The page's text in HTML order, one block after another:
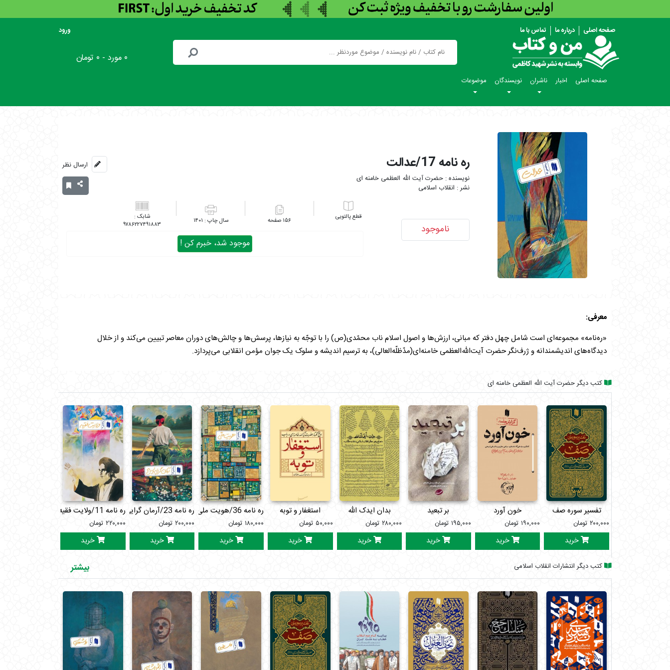
صفحه اصلی درباره ما تماس با ما ورود
۰ مورد - ۰ تومان
صفحه اصلی اخبار ناشران نویسندگان موضوعات
ره نامه 17/عدالت
حضرت آیت الله العظمی خامنه ای
انقلاب اسلامی
ارسال نظر
ناموجود
پالتویی ۱۵۶ ۱۴۰۱ ۹۷۸۶۲۲۷۴۹۱۸۸۳
موجود شد، خبرم کن !
معرفی:
«ره‌نامه» مجموعه‌ای است شامل چهل دفتر که مبانی، ارزش‌ها و اصول اسلام ناب محمّدی(ص) را با توجّه به نیازها، پرسش‌ها و چالش‌های دوران معاصر تبیین می‌کند و از خلال
دیدگاه‌های اندیشمندانه و ژرف‌نگر حضرت آیت‌الله‌العظمی خامنه‌ای(مدّظلّه‌العالی)، به ترسیم اندیشه و سلوک یک جوان مؤمن انقلابی می‌پردازد.
کتب دیگر حضرت آیت الله العظمی خامنه ای
تفسیر سوره صف
۲۰۰,۰۰۰ تومان
خرید
خون آورد
۱۹۰,۰۰۰ تومان
خرید
بر تبعید
۱۹۵,۰۰۰ تومان
خرید
بدان ایدک الله
۲۸۰,۰۰۰ تومان
خرید
استغفار و توبه
۵۰,۰۰۰ تومان
خرید
ره نامه 36/هویت ملی
۱۸۰,۰۰۰ تومان
خرید
ره نامه 23/آرمان گرایی و بسیج
۲۰۰,۰۰۰ تومان
خرید
ره نامه 11/ولایت فقیه
۲۲۰,۰۰۰ تومان
خرید
کتب دیگر انتشارات انقلاب اسلامی بیشتر